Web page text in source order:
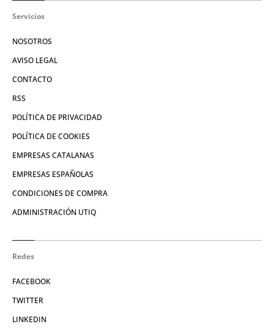
Servicios
NOSOTROS
AVISO LEGAL
CONTACTO
RSS
POLÍTICA DE PRIVACIDAD
POLÍTICA DE COOKIES
EMPRESAS CATALANAS
EMPRESAS ESPAÑOLAS
CONDICIONES DE COMPRA
ADMINISTRACIÓN UTIQ
Redes
FACEBOOK
TWITTER
LINKEDIN